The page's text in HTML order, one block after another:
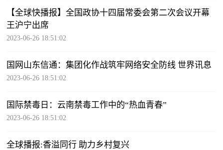
【全球快播报】全国政协十四届常委会第二次会议开幕
王沪宁出席
2023-06-26 18:51:02
国网山东信通：集团化作战筑牢网络安全防线 世界讯息
2023-06-26 18:51:02
国际禁毒日：云南禁毒工作中的“热血青春”
2023-06-26 18:51:02
全球播报:香溢同行 助力乡村复兴